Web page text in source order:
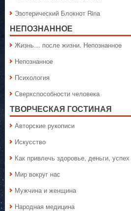
Эзотерический Блокнот Rina
НЕПОЗНАННОЕ
Жизнь… после жизни. Непознанное
Непознанное
Психология
Сверхспособности человека
ТВОРЧЕСКАЯ ГОСТИНАЯ
Авторские рукописи
Искусство
Как привлечь здоровье, деньги,
Мир вокруг нас
Мужчина и женщина
Народная медицина